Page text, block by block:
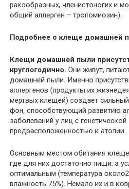
ракообразных, членистоногих и
общий аллерген – тропомиозин).
Подробнее о клеще домашней
Клещи домашней пыли
круглогодично. Они живут,
домашней пыли. Именно
аллергенов (продукты их
мертвых клещей) создает
фон, способствующий развитию
заболеваний у лиц с генетической
предрасположенностью к атопии.
Основным местом обитания
где для них достаточно пищи, а
оптимальным (температура
влажность 75%). Немало их и в